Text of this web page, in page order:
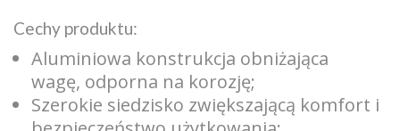
Cechy produktu:
Aluminiowa konstrukcja obniżająca
wagę, odporna na korozję;
Szerokie siedzisko zwiększającą komfort i